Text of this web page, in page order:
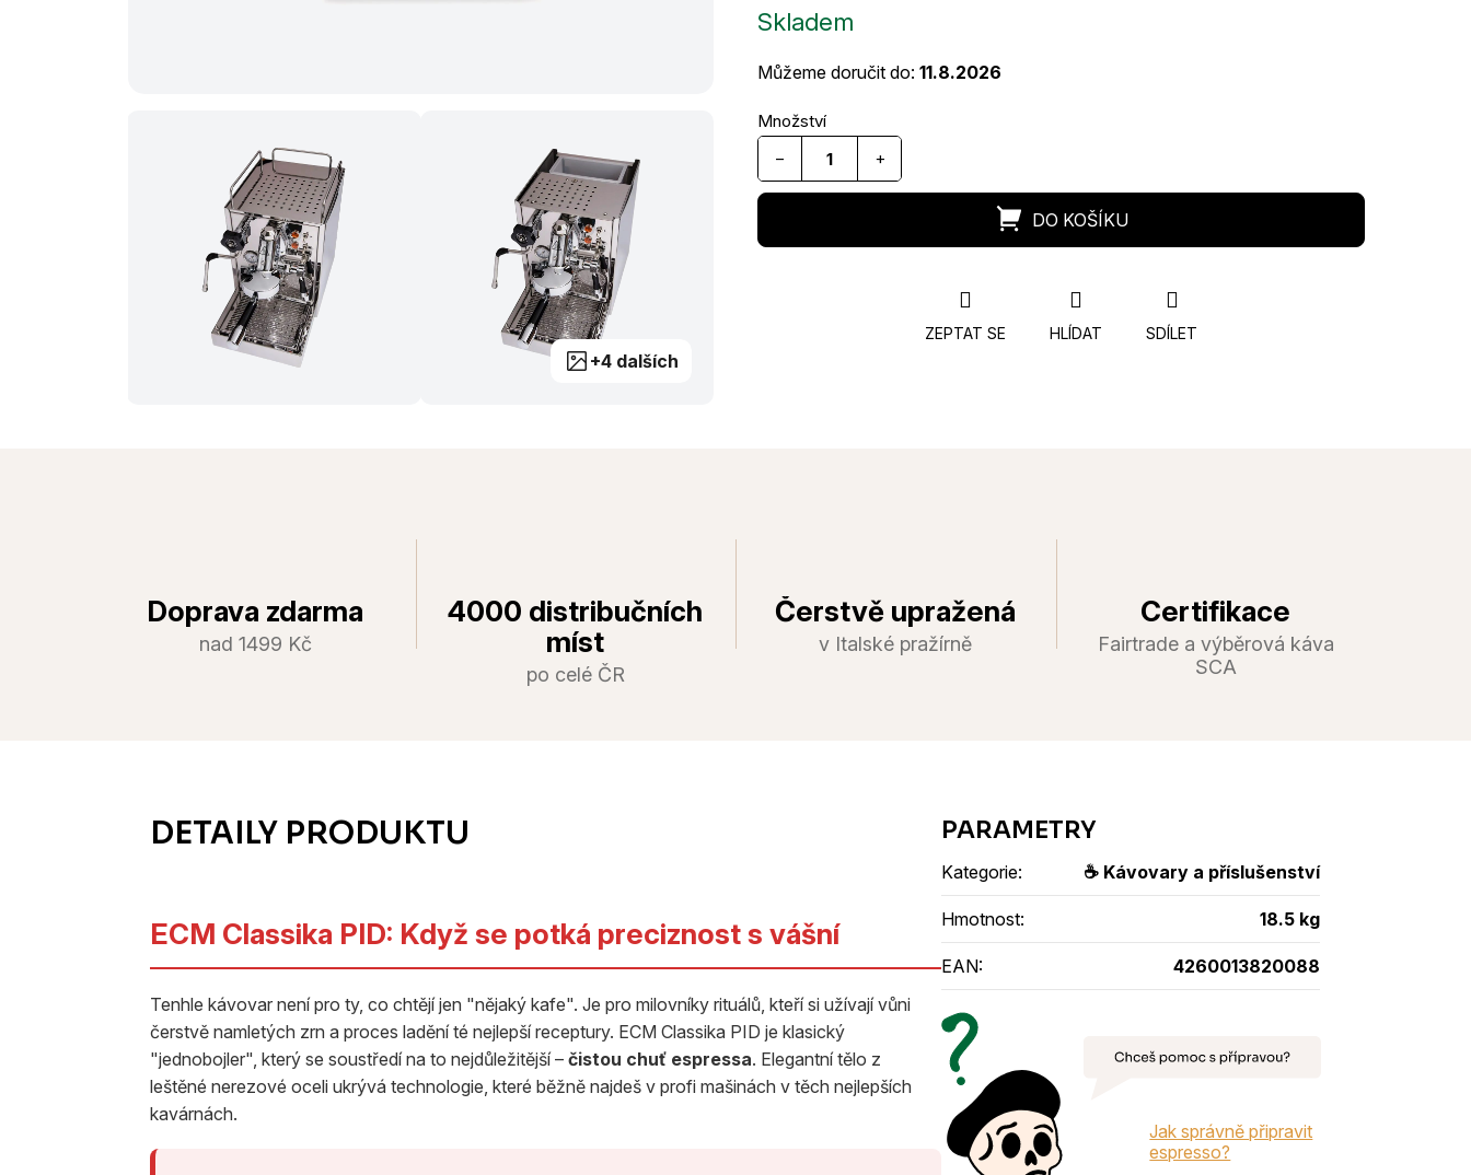
+4 dalších
Skladem
Můžeme doručit do: 11.8.2026
+
−
ZEPTAT SE HLÍDAT SDÍLET
Doprava zdarma
nad 1499 Kč
4000 distribučních
míst
po celé ČR
Čerstvě upražená
v Italské pražírně
Certifikace
Fairtrade a výběrová káva
SCA
ECM Classika PID: Když se potká preciznost s vášní
Tenhle kávovar není pro ty, co chtějí jen "nějaký kafe". Je pro milovníky rituálů, kteří si užívají vůni
čerstvě namletých zrn a proces ladění té nejlepší receptury. ECM Classika PID je klasický
"jednobojler", který se soustředí na to nejdůležitější – čistou chuť espressa. Elegantní tělo z
leštěné nerezové oceli ukrývá technologie, které běžně najdeš v profi mašinách v těch nejlepších
kavárnách.
Kategorie: ☕ Kávovary a příslušenství
Hmotnost: 18.5 kg
EAN: 4260013820088
Jak správně připravit
espresso?